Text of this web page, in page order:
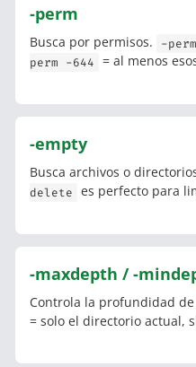
-perm
Busca por permisos. -
perm -644
= al menos
-empty
Busca archivos o
delete
es perfecto para
-maxdepth / -
Controla la profundidad
= solo el directorio actual,